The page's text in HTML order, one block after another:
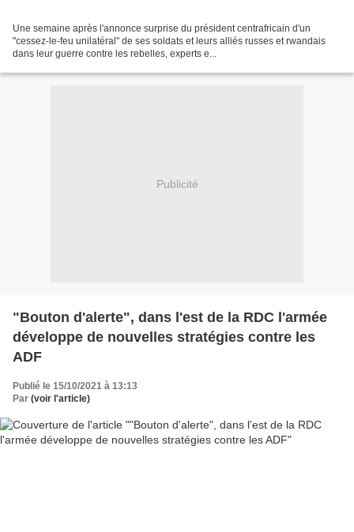
Une semaine après l'annonce surprise du président centrafricain d'un
"cessez-le-feu unilatéral" de ses soldats et leurs alliés russes et rwandais
dans leur guerre contre les rebelles, experts e...
Publicité
"Bouton d'alerte", dans l'est de la RDC l'armée
développe de nouvelles stratégies contre les
ADF
Publié le 15/10/2021 à 13:13
Par (voir l'article)